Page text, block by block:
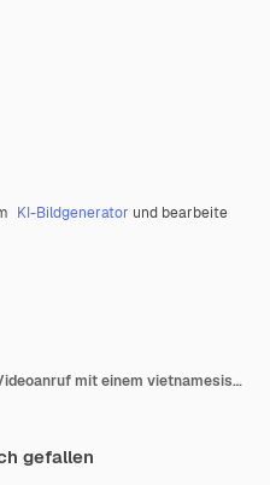
KI-Bildgenerator und bearbeite
Geschäftsmann, der einen Videoanruf mit einem vietnamesischen Kollegen hat und das Diagramm auf dem Laptop-Bildschirm bespricht, wenn er von zu Hause aus arbeitet
gefallen